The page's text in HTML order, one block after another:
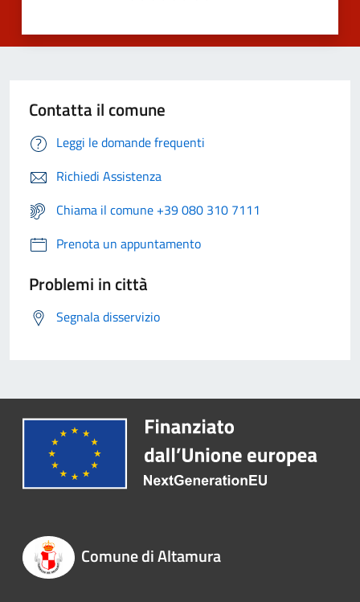
Contatta il comune
Leggi le domande frequenti
Richiedi Assistenza
Chiama il comune +39 080 310 7111
Prenota un appuntamento
Problemi in città
Segnala disservizio
Comune di Altamura